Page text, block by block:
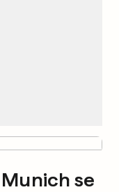
se